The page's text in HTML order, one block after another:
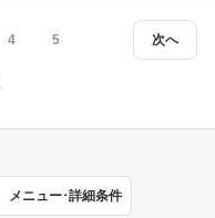
次へ
4 5
メニュー･詳細条件